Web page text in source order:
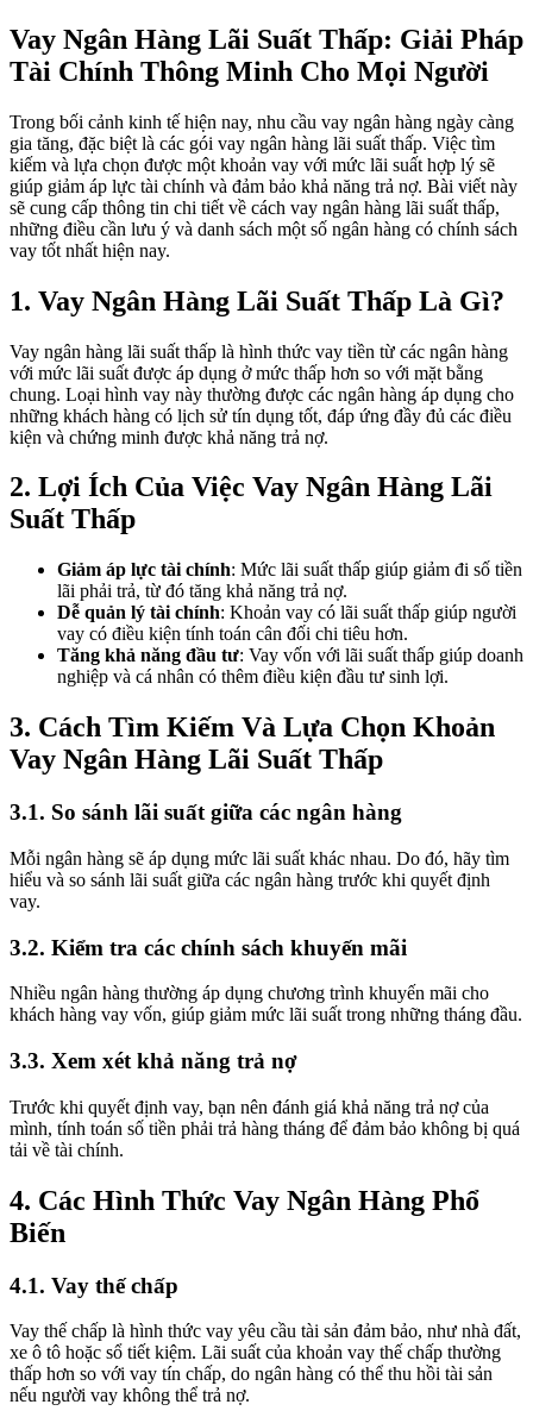
Vay Ngân Hàng Lãi Suất Thấp: Giải Pháp
Tài Chính Thông Minh Cho Mọi Người
Trong bối cảnh kinh tế hiện nay, nhu cầu vay ngân hàng ngày càng
gia tăng, đặc biệt là các gói vay ngân hàng lãi suất thấp. Việc tìm
kiếm và lựa chọn được một khoản vay với mức lãi suất hợp lý sẽ
giúp giảm áp lực tài chính và đảm bảo khả năng trả nợ. Bài viết này
sẽ cung cấp thông tin chi tiết về cách vay ngân hàng lãi suất thấp,
những điều cần lưu ý và danh sách một số ngân hàng có chính sách
vay tốt nhất hiện nay.
1. Vay Ngân Hàng Lãi Suất Thấp Là Gì?
Vay ngân hàng lãi suất thấp là hình thức vay tiền từ các ngân hàng
với mức lãi suất được áp dụng ở mức thấp hơn so với mặt bằng
chung. Loại hình vay này thường được các ngân hàng áp dụng cho
những khách hàng có lịch sử tín dụng tốt, đáp ứng đầy đủ các điều
kiện và chứng minh được khả năng trả nợ.
2. Lợi Ích Của Việc Vay Ngân Hàng Lãi
Suất Thấp
Giảm áp lực tài chính: Mức lãi suất thấp giúp giảm đi số tiền
lãi phải trả, từ đó tăng khả năng trả nợ.
Dễ quản lý tài chính: Khoản vay có lãi suất thấp giúp người
vay có điều kiện tính toán cân đối chi tiêu hơn.
Tăng khả năng đầu tư: Vay vốn với lãi suất thấp giúp doanh
nghiệp và cá nhân có thêm điều kiện đầu tư sinh lợi.
3. Cách Tìm Kiếm Và Lựa Chọn Khoản
Vay Ngân Hàng Lãi Suất Thấp
3.1. So sánh lãi suất giữa các ngân hàng
Mỗi ngân hàng sẽ áp dụng mức lãi suất khác nhau. Do đó, hãy tìm
hiểu và so sánh lãi suất giữa các ngân hàng trước khi quyết định
vay.
3.2. Kiểm tra các chính sách khuyến mãi
Nhiều ngân hàng thường áp dụng chương trình khuyến mãi cho
khách hàng vay vốn, giúp giảm mức lãi suất trong những tháng đầu.
3.3. Xem xét khả năng trả nợ
Trước khi quyết định vay, bạn nên đánh giá khả năng trả nợ của
mình, tính toán số tiền phải trả hàng tháng để đảm bảo không bị quá
tải về tài chính.
4. Các Hình Thức Vay Ngân Hàng Phổ
Biến
4.1. Vay thế chấp
Vay thế chấp là hình thức vay yêu cầu tài sản đảm bảo, như nhà đất,
xe ô tô hoặc sổ tiết kiệm. Lãi suất của khoản vay thế chấp thường
thấp hơn so với vay tín chấp, do ngân hàng có thể thu hồi tài sản
nếu người vay không thể trả nợ.